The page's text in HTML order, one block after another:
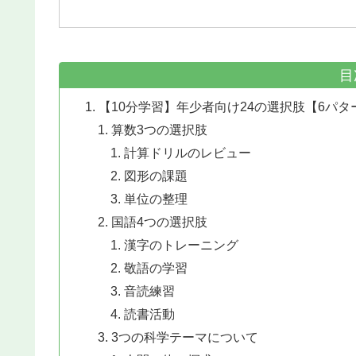
【10分学習】年少者向け24の選択肢【6パタ
算数3つの選択肢
計算ドリルのレビュー
図形の課題
単位の整理
国語4つの選択肢
漢字のトレーニング
敬語の学習
音読練習
読書活動
3つの科学テーマについて